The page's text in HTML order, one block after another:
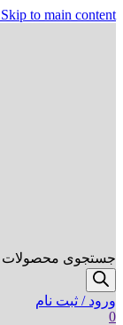
Skip to main content
جستجوی محصولات
ورود / ثبت نام
0